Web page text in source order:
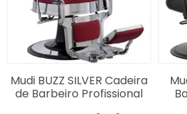
Mudi BUZZ SILVER Cadeira
de Barbeiro Profissional